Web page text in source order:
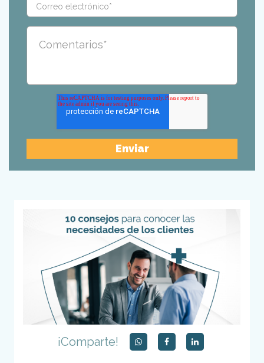
¡Comparte!